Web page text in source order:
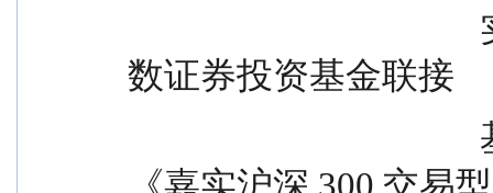
数证券投资基金联接
《嘉实沪深 300 交易